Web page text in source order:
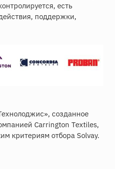
есть
поддержки,
созданное
Сarrington Textiles,
критериям отбора Solvay.